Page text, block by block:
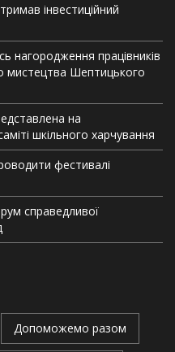
інвеcтиційний
нагородження працівників
мистецтва Шептицького
на
шкільного харчування
фестивалі
справедливої
Допоможемо разом